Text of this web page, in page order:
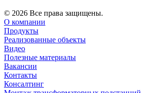
© 2026 Все права защищены.
О компании
Продукты
Реализованные объекты
Видео
Полезные материалы
Вакансии
Контакты
Консалтинг